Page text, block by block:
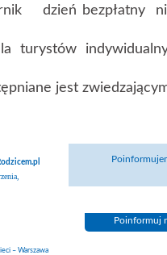
dzień bezpłatny
turystów
jest
Poinformuj
– Warszawa